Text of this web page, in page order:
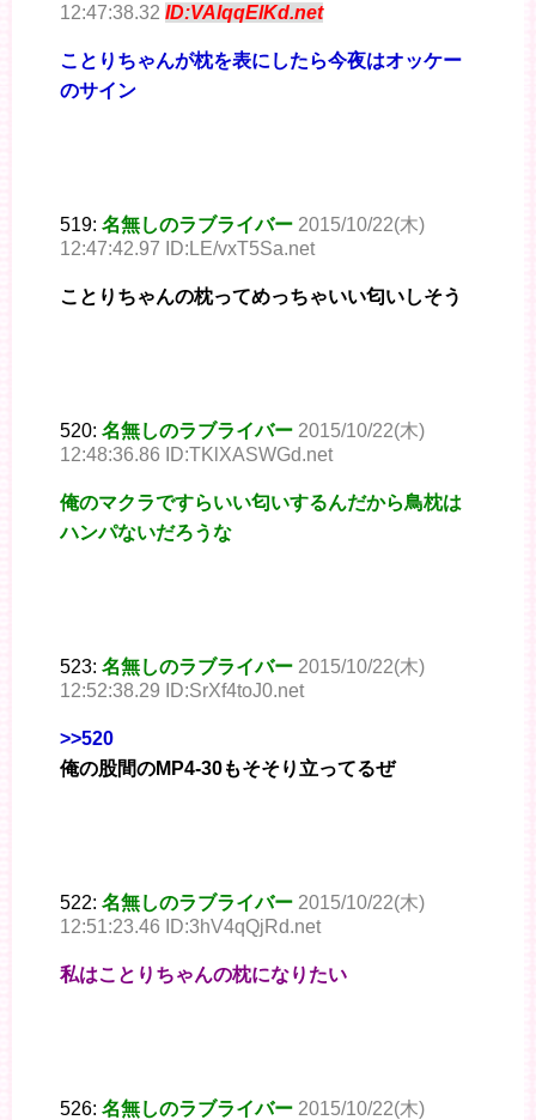
12:47:38.32 ID:VAlqqElKd.net
ことりちゃんが枕を表にしたら今夜はオッケー
のサイン
519: 名無しのラブライバー 2015/10/22(木)
12:47:42.97 ID:LE/vxT5Sa.net
ことりちゃんの枕ってめっちゃいい匂いしそう
520: 名無しのラブライバー 2015/10/22(木)
12:48:36.86 ID:TKlXASWGd.net
俺のマクラですらいい匂いするんだから鳥枕は
ハンパないだろうな
523: 名無しのラブライバー 2015/10/22(木)
12:52:38.29 ID:SrXf4toJ0.net
>>520
俺の股間のMP4-30もそそり立ってるぜ
522: 名無しのラブライバー 2015/10/22(木)
12:51:23.46 ID:3hV4qQjRd.net
私はことりちゃんの枕になりたい
526: 名無しのラブライバー 2015/10/22(木)